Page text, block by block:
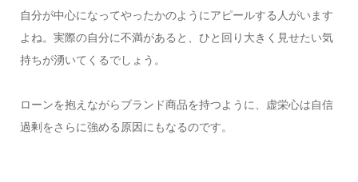
自分が中心になってやったかのようにアピールする人がいます
よね。実際の自分に不満があると、ひと回り大きく見せたい気
持ちが湧いてくるでしょう。
ローンを抱えながらブランド商品を持つように、虚栄心は自信
過剰をさらに強める原因にもなるのです。